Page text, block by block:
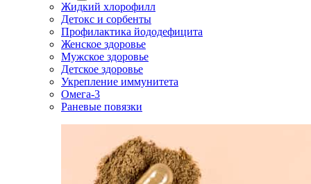
Жидкий хлорофилл
Детокс и сорбенты
Профилактика йододефицита
Женское здоровье
Мужское здоровье
Детское здоровье
Укрепление иммунитета
Омега-3
Раневые повязки